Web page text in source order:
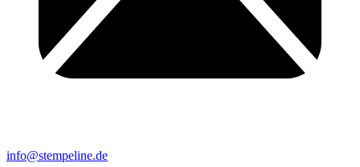
info@stempeline.de